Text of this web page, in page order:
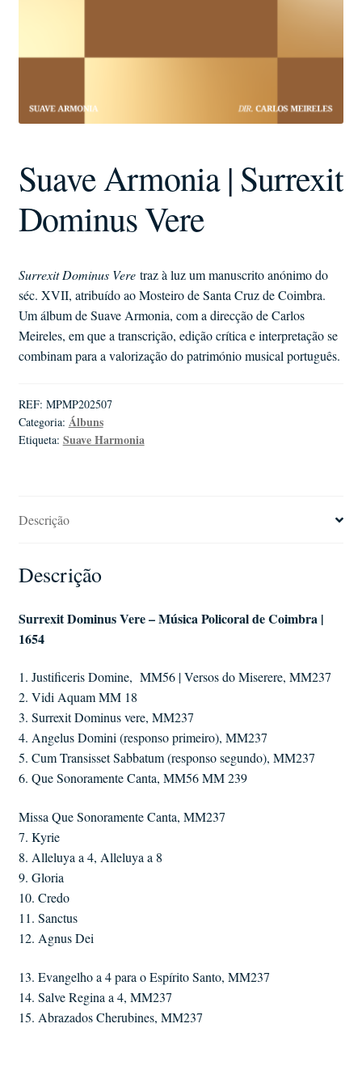
Suave Armonia | Surrexit
Dominus Vere
Surrexit Dominus Vere traz à luz um manuscrito anónimo do
séc. XVII, atribuído ao Mosteiro de Santa Cruz de Coimbra.
Um álbum de Suave Armonia, com a direcção de Carlos
Meireles, em que a transcrição, edição crítica e interpretação se
combinam para a valorização do património musical português.
REF: MPMP202507
Categoria: Álbuns
Etiqueta: Suave Harmonia
Descrição
Descrição
Surrexit Dominus Vere – Música Policoral de Coimbra |
1654
1. Justificeris Domine, MM56 | Versos do Miserere, MM237
2. Vidi Aquam MM 18
3. Surrexit Dominus vere, MM237
4. Angelus Domini (responso primeiro), MM237
5. Cum Transisset Sabbatum (responso segundo), MM237
6. Que Sonoramente Canta, MM56 MM 239
Missa Que Sonoramente Canta, MM237
7. Kyrie
8. Alleluya a 4, Alleluya a 8
9. Gloria
10. Credo
11. Sanctus
12. Agnus Dei
13. Evangelho a 4 para o Espírito Santo, MM237
14. Salve Regina a 4, MM237
15. Abrazados Cherubines, MM237